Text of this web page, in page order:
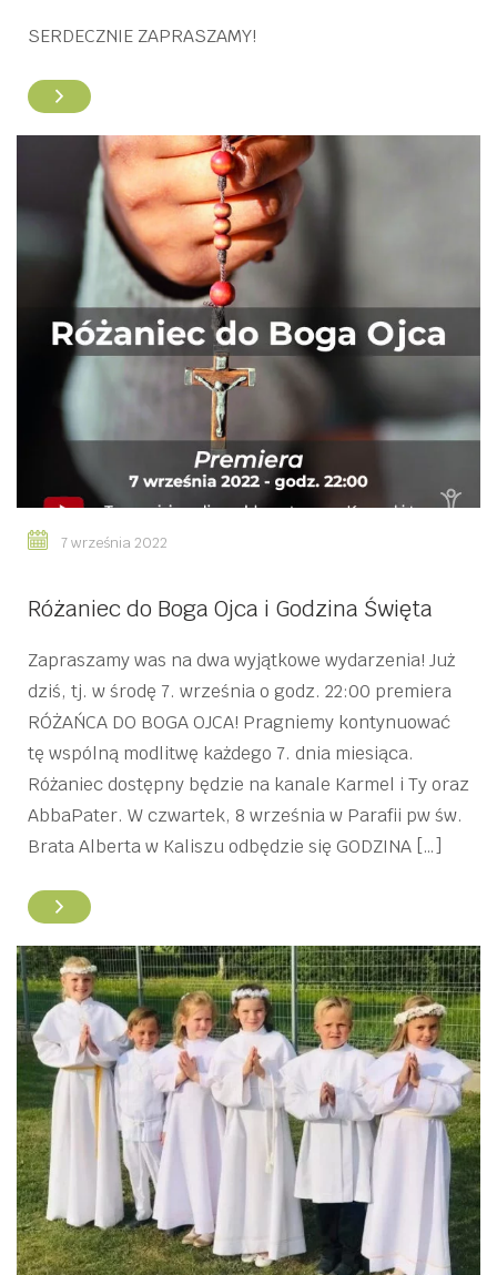
SERDECZNIE ZAPRASZAMY!
7 września 2022
Różaniec do Boga Ojca i Godzina Święta
Zapraszamy was na dwa wyjątkowe wydarzenia! Już
dziś, tj. w środę 7. września o godz. 22:00 premiera
RÓŻAŃCA DO BOGA OJCA! Pragniemy kontynuować
tę wspólną modlitwę każdego 7. dnia miesiąca.
Różaniec dostępny będzie na kanale Karmel i Ty oraz
AbbaPater. W czwartek, 8 września w Parafii pw św.
Brata Alberta w Kaliszu odbędzie się GODZINA […]